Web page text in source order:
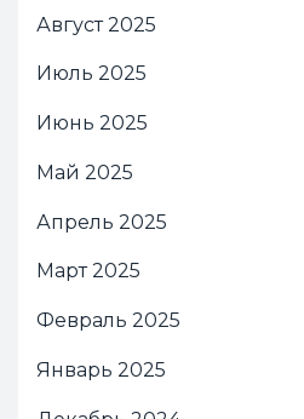
Август 2025
Июль 2025
Июнь 2025
Май 2025
Апрель 2025
Март 2025
Февраль 2025
Январь 2025